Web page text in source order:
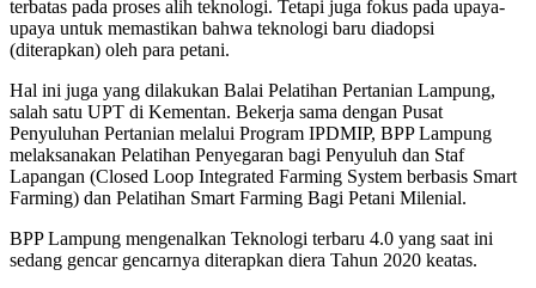
terbatas pada proses alih teknologi. Tetapi juga fokus pada upaya-
upaya untuk memastikan bahwa teknologi baru diadopsi
(diterapkan) oleh para petani.
Hal ini juga yang dilakukan Balai Pelatihan Pertanian Lampung,
salah satu UPT di Kementan. Bekerja sama dengan Pusat
Penyuluhan Pertanian melalui Program IPDMIP, BPP Lampung
melaksanakan Pelatihan Penyegaran bagi Penyuluh dan Staf
Lapangan (Closed Loop Integrated Farming System berbasis Smart
Farming) dan Pelatihan Smart Farming Bagi Petani Milenial.
BPP Lampung mengenalkan Teknologi terbaru 4.0 yang saat ini
sedang gencar gencarnya diterapkan diera Tahun 2020 keatas.